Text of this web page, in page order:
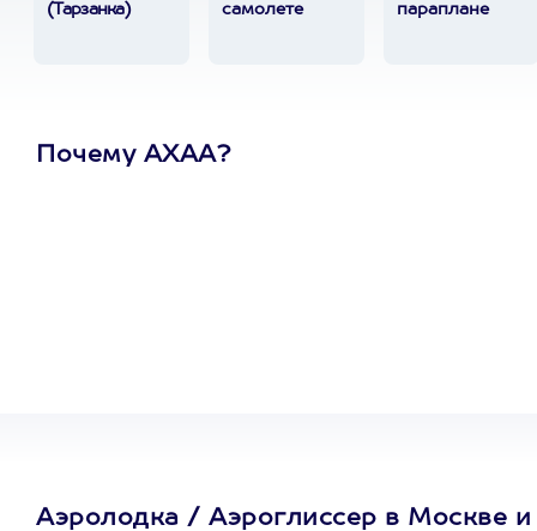
(Тарзанка)
самолете
параплане
Почему АХАА?
Аэролодка / Аэроглиссер в Москве и